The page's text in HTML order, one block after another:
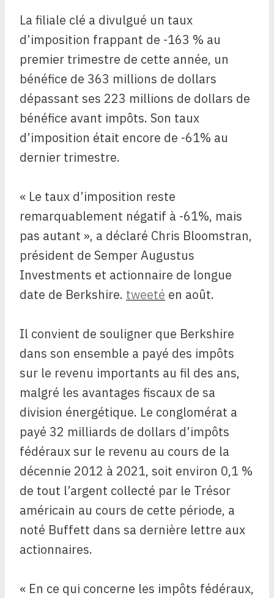
La filiale clé a divulgué un taux
d’imposition frappant de -163 % au
premier trimestre de cette année, un
bénéfice de 363 millions de dollars
dépassant ses 223 millions de dollars de
bénéfice avant impôts. Son taux
d’imposition était encore de -61% au
dernier trimestre.
« Le taux d’imposition reste
remarquablement négatif à -61%, mais
pas autant », a déclaré Chris Bloomstran,
président de Semper Augustus
Investments et actionnaire de longue
date de Berkshire. tweeté en août.
Il convient de souligner que Berkshire
dans son ensemble a payé des impôts
sur le revenu importants au fil des ans,
malgré les avantages fiscaux de sa
division énergétique. Le conglomérat a
payé 32 milliards de dollars d’impôts
fédéraux sur le revenu au cours de la
décennie 2012 à 2021, soit environ 0,1 %
de tout l’argent collecté par le Trésor
américain au cours de cette période, a
noté Buffett dans sa dernière lettre aux
actionnaires.
« En ce qui concerne les impôts fédéraux,